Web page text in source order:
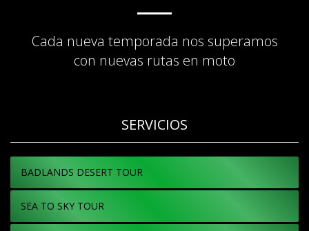
Cada nueva temporada nos superamos
con nuevas rutas en moto
SERVICIOS
BADLANDS DESERT TOUR
SEA TO SKY TOUR